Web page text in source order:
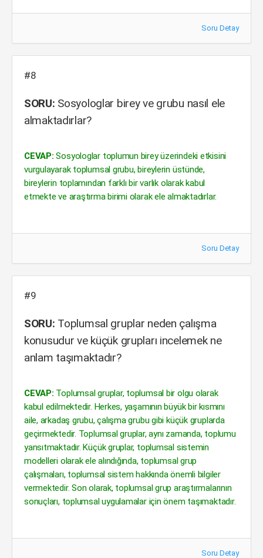
Soru Detay
#8
SORU: Sosyologlar birey ve grubu nasıl ele
almaktadırlar?
CEVAP: Sosyologlar toplumun birey üzerindeki etkisini
vurgulayarak toplumsal grubu, bireylerin üstünde,
bireylerin toplamından farklı bir varlık olarak kabul
etmekte ve araştırma birimi olarak ele almaktadırlar.
Soru Detay
#9
SORU: Toplumsal gruplar neden çalışma
konusudur ve küçük grupları incelemek ne
anlam taşımaktadır?
CEVAP: Toplumsal gruplar, toplumsal bir olgu olarak
kabul edilmektedir. Herkes, yaşamının büyük bir kısmını
aile, arkadaş grubu, çalışma grubu gibi küçük gruplarda
geçirmektedir. Toplumsal gruplar, aynı zamanda, toplumu
yansıtmaktadır. Küçük gruplar, toplumsal sistemin
modelleri olarak ele alındığında, toplumsal grup
çalışmaları, toplumsal sistem hakkında önemli bilgiler
vermektedir. Son olarak, toplumsal grup araştırmalarının
sonuçları, toplumsal uygulamalar için önem taşımaktadır.
Soru Detay